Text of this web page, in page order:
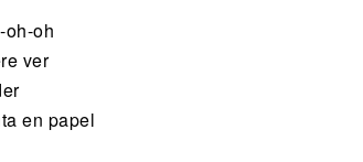
oh-oh
ver
en papel